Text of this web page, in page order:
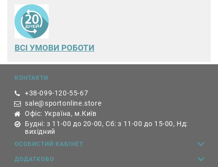
ВСІ УМОВИ РОБОТИ
КОНТАКТИ
+38-099-120-55-67
sale@sportonline.store
Офіс: Україна, м.Київ
Будні: з 11-00 до 20-00, Сб: з 11-00 до 15-00, Нд:
вихідний
ОСОБИСТИЙ КАБІНЕТ
ДОДАТКОВО